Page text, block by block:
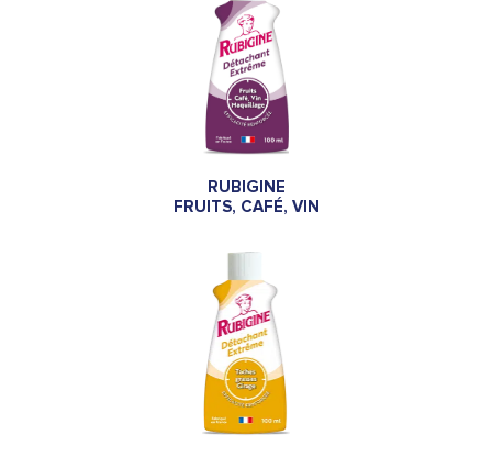
RUBIGINE
FRUITS, CAFÉ, VIN